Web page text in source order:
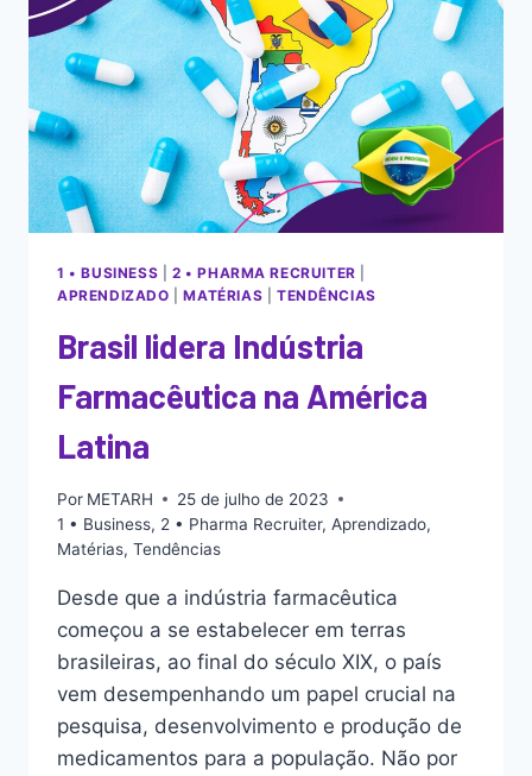
1 • BUSINESS 2 • PHARMA RECRUITER
APRENDIZADO |MATÉRIAS TENDÊNCIAS
Brasil lidera Indústria
Farmacêutica na América
Latina
Por METARH
25 de julho de 2023
1 • Business, 2 • Pharma Recruiter, Aprendizado,
Matérias, Tendências
Desde que a indústria farmacêutica
começou a se estabelecer em terras
brasileiras, ao final do século XIX, o país
vem desempenhando um papel crucial na
pesquisa, desenvolvimento e produção de
medicamentos para a população. Não por